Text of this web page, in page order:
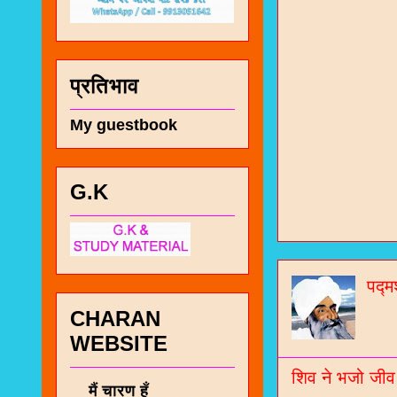
शिव ने भजो जीव
प्रतिभाव
My guestbook
G.K
CHARAN
WEBSITE
मैं चारण हूँ